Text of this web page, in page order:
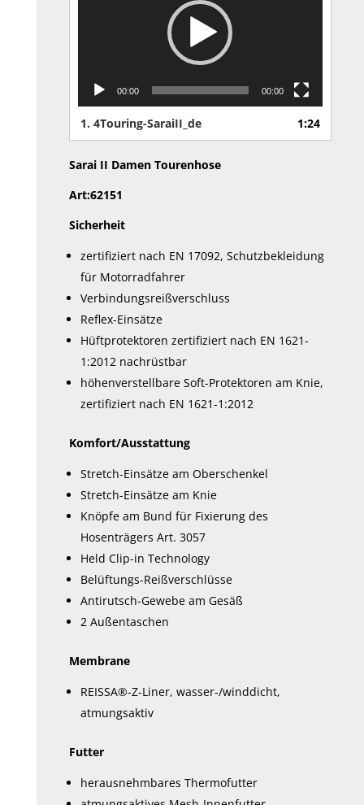
00:00 00:00
1.4Touring-SaraiII_de 1:24
Sarai II Damen Tourenhose
Art:62151
Sicherheit
zertifiziert nach EN 17092, Schutzbekleidung
für Motorradfahrer
Verbindungsreißverschluss
Reflex-Einsätze
Hüftprotektoren zertifiziert nach EN 1621-
1:2012 nachrüstbar
höhenverstellbare Soft-Protektoren am Knie,
zertifiziert nach EN 1621-1:2012
Komfort/Ausstattung
Stretch-Einsätze am Oberschenkel
Stretch-Einsätze am Knie
Knöpfe am Bund für Fixierung des
Hosenträgers Art. 3057
Held Clip-in Technology
Belüftungs-Reißverschlüsse
Antirutsch-Gewebe am Gesäß
2 Außentaschen
Membrane
REISSA®-Z-Liner, wasser-/winddicht,
atmungsaktiv
Futter
herausnehmbares Thermofutter